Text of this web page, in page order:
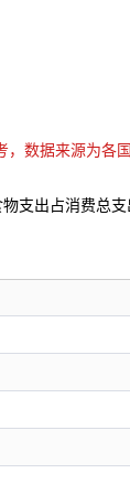
数据来源为各
支出占消费总